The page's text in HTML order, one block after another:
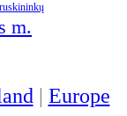
m.
| Europe